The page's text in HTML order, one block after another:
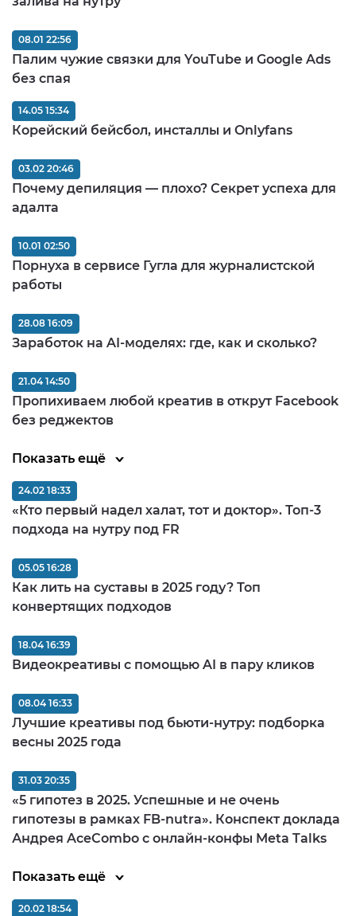
Палим чужие связки для YouTube и Google Ads
без спая
08.01 22:56
Корейский бейсбол, инсталлы и Onlyfans
14.05 15:34
Почему депиляция — плохо? Секрет успеха для
адалта
03.02 20:46
Порнуха в сервисе Гугла для журналистской
работы
10.01 02:50
Заработок на AI-моделях: где, как и сколько?
28.08 16:09
Пропихиваем любой креатив в открут Facebook
без реджектов
21.04 14:50
Показать ещё
«Кто первый надел халат, тот и доктор». Топ-3
подхода на нутру под FR
24.02 18:33
Как лить на суставы в 2025 году? Топ
конвертящих подходов
05.05 16:28
Видеокреативы с помощью AI в пару кликов
18.04 16:39
Лучшие креативы под бьюти-нутру: подборка
весны 2025 года
08.04 16:33
«5 гипотез в 2025. Успешные и не очень
гипотезы в рамках FB-nutra». Конспект доклада
Андрея AceCombo с онлайн-конфы Meta Talks
31.03 20:35
Показать ещё
20.02 18:54